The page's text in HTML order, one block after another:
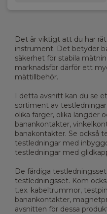
Det är viktigt att du har
instrument. Det betyder
säkerhet för stabila
marknadsför därför ett
mättillbehör.
I detta avsnitt kan du se
sortiment av
olika färger, olika längder
banankontakter,
banakontakter. Se också
testledningar med
testledningar med
De färdiga
testledningsset. Kom
t.ex. kabeltrummor,
banankontakter,
avsnitten för dessa